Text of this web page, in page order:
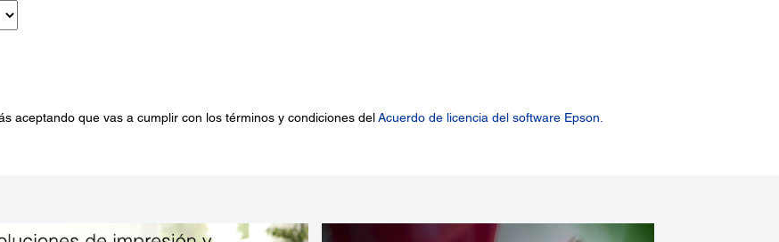
aceptando que vas a cumplir con los términos y condiciones delAcuerdo de licencia del software Epson.